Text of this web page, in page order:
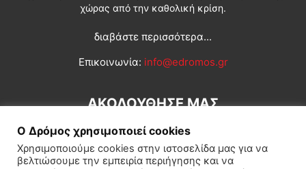
χώρας από την καθολική κρίση.
διαβάστε περισσότερα...
Επικοινωνία: info@edromos.gr
ΑΚΟΛΟΥΘΗΣΕ ΜΑΣ
Ο Δρόμος χρησιμοποιεί cookies
Χρησιμοποιούμε cookies στην ιστοσελίδα μας για να
βελτιώσουμε την εμπειρία περιήγησης και να